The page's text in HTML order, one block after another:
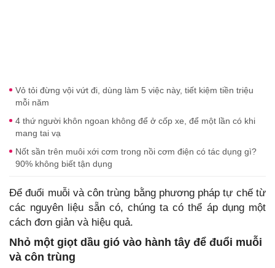
Vỏ tỏi đừng vội vứt đi, dùng làm 5 việc này, tiết kiệm tiền triệu
mỗi năm
4 thứ người khôn ngoan không để ở cốp xe, để một lần có khi
mang tai vạ
Nốt sần trên muôi xới cơm trong nồi cơm điện có tác dụng gì?
90% không biết tận dụng
Để đuổi muỗi và côn trùng bằng phương pháp tự chế từ
các nguyên liệu sẵn có, chúng ta có thể áp dụng một
cách đơn giản và hiệu quả.
Nhỏ một giọt dầu gió vào hành tây để đuổi muỗi
và côn trùng